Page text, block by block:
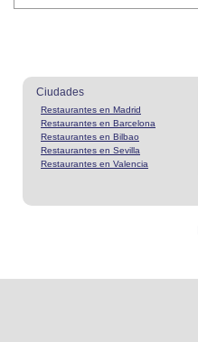
Ciudades
Restaurantes en Madrid
Restaurantes en Barcelona
Restaurantes en Bilbao
Restaurantes en Sevilla
Restaurantes en Valencia